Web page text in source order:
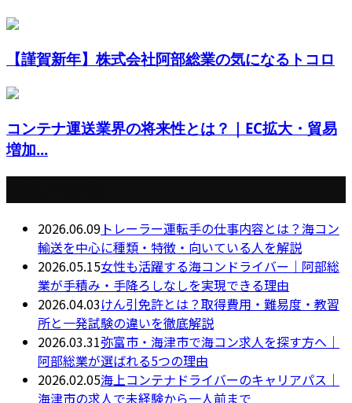
【謹賀新年】株式会社阿部総業の気になるトコロ
コンテナ運送業界の将来性とは？｜EC拡大・貿易
増加...
2026.06.09 トレーラー運転手の仕事内容とは？海コン
輸送を中心に種類・特徴・向いている人を解説
2026.05.15女性も活躍する海コンドライバー｜阿部総
業が手積み・手降ろしなしを実現できる理由
2026.04.03けん引免許とは？取得費用・難易度・教習
所と一発試験の違いを徹底解説
2026.03.31弥富市・海津市で海コン求人を探す方へ｜
阿部総業が選ばれる5つの理由
2026.02.05海上コンテナドライバーのキャリアパス｜
海津市の求人で未経験から一人前まで